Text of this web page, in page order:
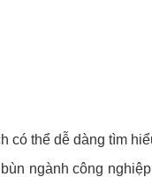
thể dễ dàng tìm
ngành công